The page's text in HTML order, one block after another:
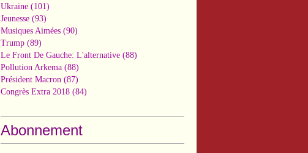
Ukraine (101)
Jeunesse (93)
Musiques Aimées (90)
Trump (89)
Le Front De Gauche: L'alternative (88)
Pollution Arkema (88)
Président Macron (87)
Congrès Extra 2018 (84)
Abonnement